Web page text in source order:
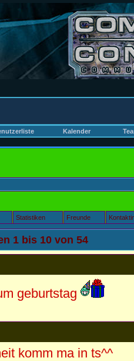
Kalender
Statistiken Freunde
1 bis 10 von 54
geburtstag
komm ma in ts^^